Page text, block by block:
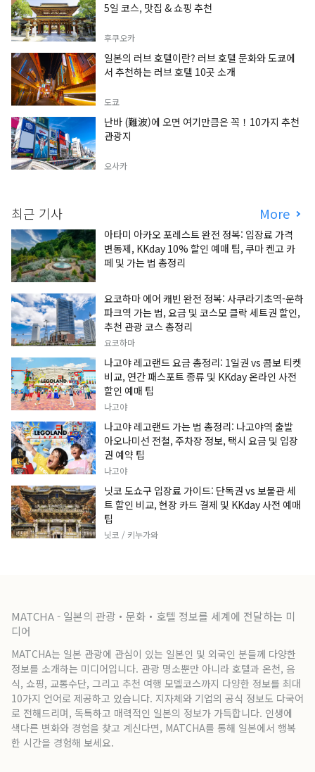
5일 코스, 맛집 & 쇼핑 추천
후쿠오카
일본의 러브 호텔이란? 러브 호텔 문화와 도쿄에
서 추천하는 러브 호텔 10곳 소개
도쿄
난바 (難波)에 오면 여기만큼은 꼭！10가지 추천
관광지
오사카
최근 기사 More
아타미 아카오 포레스트 완전 정복: 입장료 가격
변동제, KKday 10% 할인 예매 팁, 쿠마 켄고 카
페 및 가는 법 총정리
요코하마 에어 캐빈 완전 정복: 사쿠라기초역-운하
파크역 가는 법, 요금 및 코스모 클락 세트권 할인,
추천 관광 코스 총정리
요코하마
나고야 레고랜드 요금 총정리: 1일권 vs 콤보 티켓
비교, 연간 패스포트 종류 및 KKday 온라인 사전
할인 예매 팁
나고야
나고야 레고랜드 가는 법 총정리: 나고야역 출발
아오나미선 전철, 주차장 정보, 택시 요금 및 입장
권 예약 팁
나고야
닛코 도쇼구 입장료 가이드: 단독권 vs 보물관 세
트 할인 비교, 현장 카드 결제 및 KKday 사전 예매
팁
닛코 / 키누가와
MATCHA - 일본의 관광・문화・호텔 정보를 세계에 전달하는 미
디어
MATCHA는 일본 관광에 관심이 있는 일본인 및 외국인 분들께 다양한
정보를 소개하는 미디어입니다. 관광 명소뿐만 아니라 호텔과 온천, 음
식, 쇼핑, 교통수단, 그리고 추천 여행 모델코스까지 다양한 정보를 최대
10가지 언어로 제공하고 있습니다. 지자체와 기업의 공식 정보도 다국어
로 전해드리며, 독특하고 매력적인 일본의 정보가 가득합니다. 인생에
색다른 변화와 경험을 찾고 계신다면, MATCHA를 통해 일본에서 행복
한 시간을 경험해 보세요.